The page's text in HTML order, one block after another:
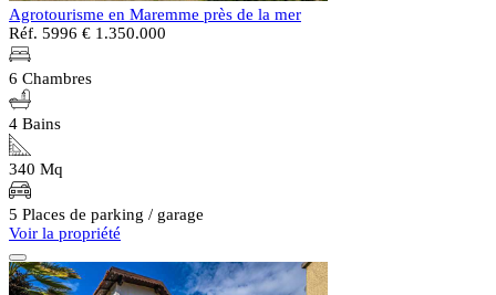
Agrotourisme en Maremme près de la mer
Réf. 5996 € 1.350.000
6 Chambres
4 Bains
340 Mq
5 Places de parking / garage
Voir la propriété